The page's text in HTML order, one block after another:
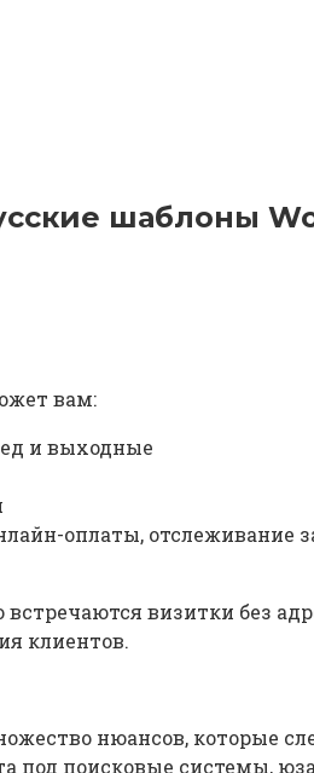
шаблоны
вам:
и выходные
оплаты, отслеживание
визитки без
клиентов.
нюансов, которые
под поисковые системы,